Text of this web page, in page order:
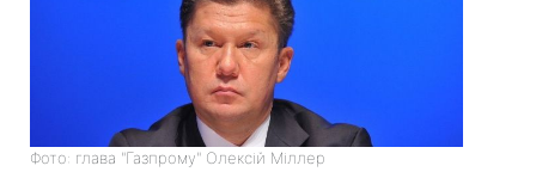
Фото: глава "Газпрому" Олексій Міллер